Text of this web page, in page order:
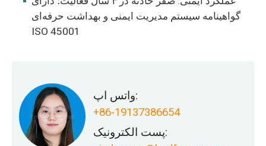
گواهینامه سیستم مدیریت ایمنی و بهداشت حرفه‌ای
ISO 45001
واتس اپ:
+86-19137386654
پست الکترونیک: